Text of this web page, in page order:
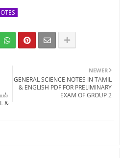
NEWER
GENERAL SCIENCE NOTES IN TAMIL
& ENGLISH PDF FOR PRELIMINARY
EXAM OF GROUP 2
&